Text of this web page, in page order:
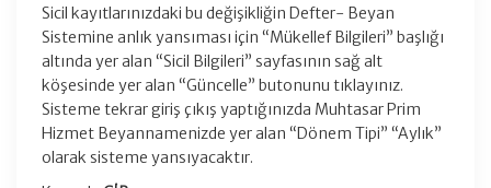
Sicil kayıtlarınızdaki bu değişikliğin Defter- Beyan
Sistemine anlık yansıması için “Mükellef Bilgileri” başlığı
altında yer alan “Sicil Bilgileri” sayfasının sağ alt
köşesinde yer alan “Güncelle” butonunu tıklayınız.
Sisteme tekrar giriş çıkış yaptığınızda Muhtasar Prim
Hizmet Beyannamenizde yer alan “Dönem Tipi” “Aylık”
olarak sisteme yansıyacaktır.